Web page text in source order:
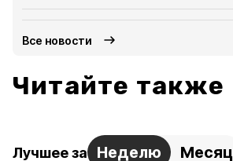
Все новости
Читайте также
Лучшее за Неделю Месяц